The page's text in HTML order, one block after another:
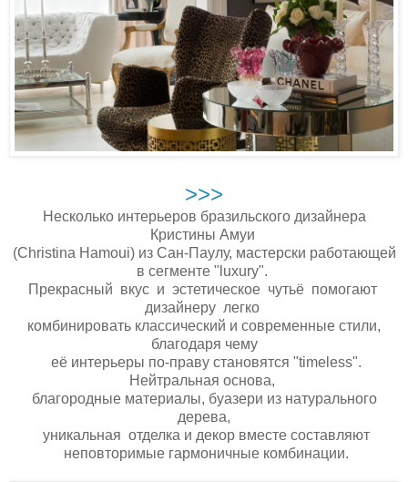
>>>
Несколько интерьеров бразильского дизайнера
Кристины Амуи
(Christina Hamoui) из Сан-Паулу, мастерски работающей
в сегменте "luxury".
Прекрасный вкус и эстетическое чутьё помогают
дизайнеру легко
комбинировать классический и современные стили,
благодаря чему
её интерьеры по-праву становятся "timeless".
Нейтральная основа,
благородные материалы, буазери из натурального
дерева,
уникальная отделка и декор вместе составляют
неповторимые гармоничные комбинации.